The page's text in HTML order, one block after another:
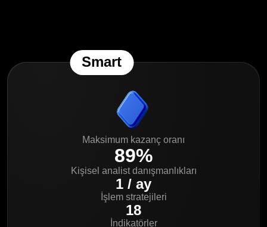
Smart
Maksimum kazanç oranı
89%
Kişisel analist danışmanlıkları
1 / ay
İşlem stratejileri
18
İndikatörler